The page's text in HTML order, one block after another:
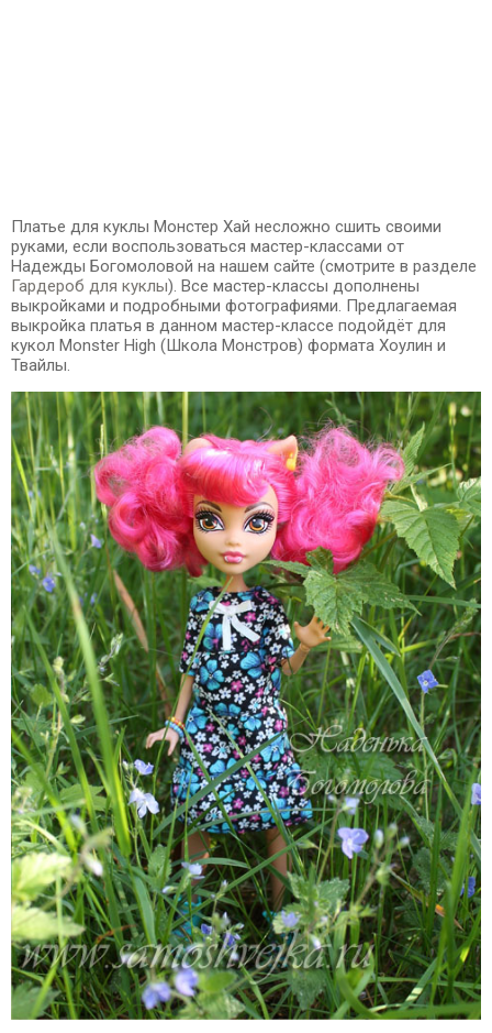
Платье для куклы Монстер Хай несложно сшить своими
руками, если воспользоваться мастер-классами от
Надежды Богомоловой на нашем сайте (смотрите в разделе
Гардероб для куклы). Все мастер-классы дополнены
выкройками и подробными фотографиями. Предлагаемая
выкройка платья в данном мастер-классе подойдёт для
кукол Monster High (Школа Монстров) формата Хоулин и
Твайлы.